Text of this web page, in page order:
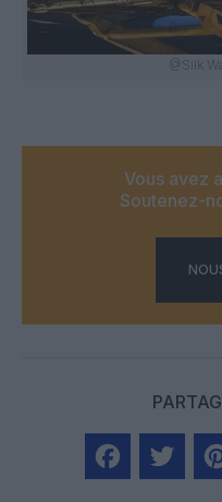
@Silk
Vous avez
Soutenez-